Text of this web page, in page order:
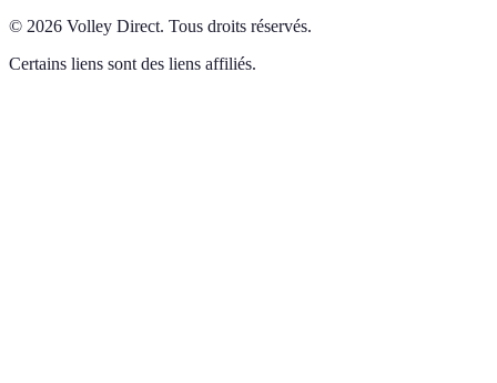
© 2026 Volley Direct. Tous droits réservés.
Certains liens sont des liens affiliés.